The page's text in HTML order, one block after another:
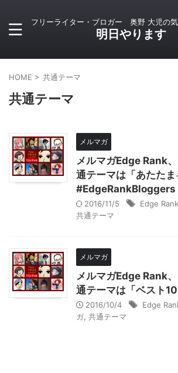
フリーライター・ブロガー 奥野 大児の気
明日やります
HOME > 共通テーマ
共通テーマ
メルマガ
メルマガEdge Rank
通テーマは「あたたま
#EdgeRankBloggers
2016/11/5 Edge Rank
共通テーマ
メルマガ
メルマガEdge Rank
通テーマは「ベスト10
2016/10/4 Edge
ガ 共通テーマ